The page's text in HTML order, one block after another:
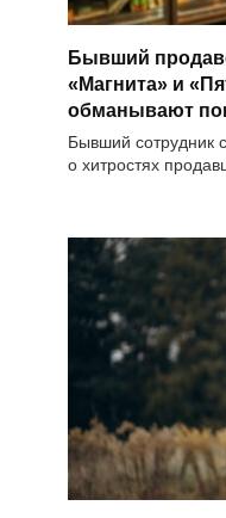
Бывший
«Магнита» и
обманывают
Бывший сотрудник
о хитростях